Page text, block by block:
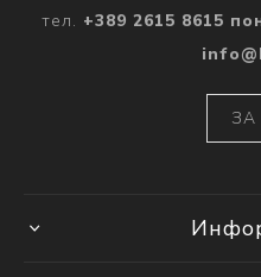
тел. +389 2615 8615
ЗА